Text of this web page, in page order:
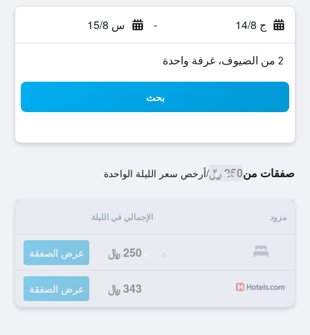
ج 14/8 - س 15/8
2 من الضيوف، غرفة واحدة
بحث
صفقات من250 ﷼ /أرخص سعر الليلة الواحدة
مزود الإجمالي في الليلة
250 ﷼ عرض الصفقة
343 ﷼ عرض الصفقة